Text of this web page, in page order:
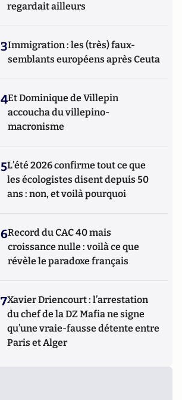
regardait ailleurs
3Immigration : les (très) faux-
semblants européens après Ceuta
4Et Dominique de Villepin
accoucha du villepino-
macronisme
5L’été 2026 confirme tout ce que
les écologistes disent depuis 50
ans : non, et voilà pourquoi
6Record du CAC 40 mais
croissance nulle : voilà ce que
révèle le paradoxe français
7Xavier Driencourt : l’arrestation
du chef de la DZ Mafia ne signe
qu’une vraie-fausse détente entre
Paris et Alger